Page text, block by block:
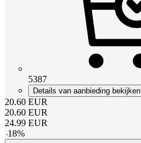
5387
Details van aanbieding bekijken
20.60 EUR
20.60 EUR
24.99 EUR
-18%